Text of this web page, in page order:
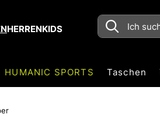
HERRENKIDS
HUMANIC SPORTS Taschen